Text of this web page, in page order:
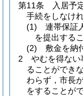
第11条
入居予
手続をしなけ
(1)
連帯保証
を提出するこ
(2)
敷金を納
2
やむを得ない
ることができ
わらず，市長
をすることがで